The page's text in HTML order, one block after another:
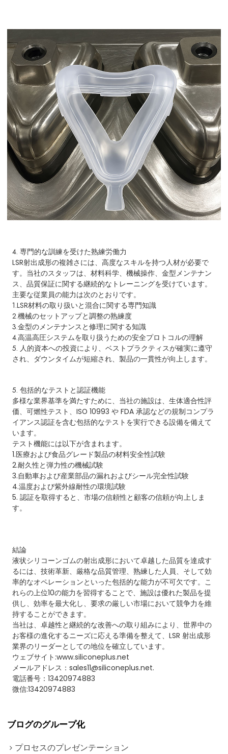
4. 専門的な訓練を受けた熟練労働力
LSR射出成形の複雑さには、高度なスキルを持つ人材が必要で
す。当社のスタッフは、材料科学、機械操作、金型メンテナン
ス、品質保証に関する継続的なトレーニングを受けています。
主要な従業員の能力は次のとおりです。
1.LSR材料の取り扱いと混合に関する専門知識
2.機械のセットアップと調整の熟練度
3.金型のメンテナンスと修理に関する知識
4.高温高圧システムを取り扱うための安全プロトコルの理解
5. 人的資本への投資により、ベストプラクティスが確実に遵守
され、ダウンタイムが短縮され、製品の一貫性が向上します。
5. 包括的なテストと認証機能
多様な業界基準を満たすために、当社の施設は、生体適合性評
価、可燃性テスト、ISO 10993 や FDA 承認などの規制コンプラ
イアンス認証を含む包括的なテストを実行できる設備を備えて
います。
テスト機能には以下が含まれます。
1.医療および食品グレード製品の材料安全性試験
2.耐久性と弾力性の機械試験
3.自動車および産業部品の漏れおよびシール完全性試験
4.温度および紫外線耐性の環境試験
5. 認証を取得すると、市場の信頼性と顧客の信頼が向上しま
す。
結論
液状シリコーンゴムの射出成形において卓越した品質を達成す
るには、技術革新、厳格な品質管理、熟練した人員、そして効
率的なオペレーションといった包括的な能力が不可欠です。こ
れらの上位10の能力を習得することで、施設は優れた製品を提
供し、効率を最大化し、要求の厳しい市場において競争力を維
持することができます。
当社は、卓越性と継続的な改善への取り組みにより、世界中の
お客様の進化するニーズに応える準備を整えて、LSR 射出成形
業界のリーダーとしての地位を確立しています。
ウェブサイト:www.siliconeplus.net
メールアドレス：sales11@siliconeplus.net.
電話番号：13420974883
微信:13420974883
ブログのグループ化
プロセスのプレゼンテーション